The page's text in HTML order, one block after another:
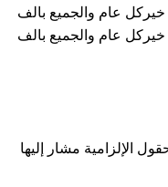
عام والجميع بالف
عام والجميع بالف
الإلزامية مشار إليها